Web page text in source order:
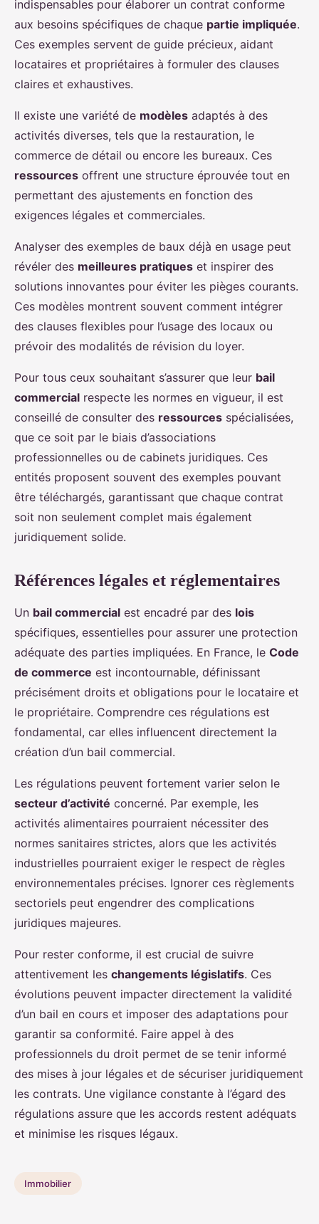
indispensables pour élaborer un contrat conforme
aux besoins spécifiques de chaque partie impliquée.
Ces exemples servent de guide précieux, aidant
locataires et propriétaires à formuler des clauses
claires et exhaustives.
Il existe une variété de modèles adaptés à des
activités diverses, tels que la restauration, le
commerce de détail ou encore les bureaux. Ces
ressources offrent une structure éprouvée tout en
permettant des ajustements en fonction des
exigences légales et commerciales.
Analyser des exemples de baux déjà en usage peut
révéler des meilleures pratiques et inspirer des
solutions innovantes pour éviter les pièges courants.
Ces modèles montrent souvent comment intégrer
des clauses flexibles pour l’usage des locaux ou
prévoir des modalités de révision du loyer.
Pour tous ceux souhaitant s’assurer que leur bail
commercial respecte les normes en vigueur, il est
conseillé de consulter des ressources spécialisées,
que ce soit par le biais d’associations
professionnelles ou de cabinets juridiques. Ces
entités proposent souvent des exemples pouvant
être téléchargés, garantissant que chaque contrat
soit non seulement complet mais également
juridiquement solide.
Références légales et réglementaires
Un bail commercial est encadré par des lois
spécifiques, essentielles pour assurer une protection
adéquate des parties impliquées. En France, le Code
de commerce est incontournable, définissant
précisément droits et obligations pour le locataire et
le propriétaire. Comprendre ces régulations est
fondamental, car elles influencent directement la
création d’un bail commercial.
Les régulations peuvent fortement varier selon le
secteur d’activité concerné. Par exemple, les
activités alimentaires pourraient nécessiter des
normes sanitaires strictes, alors que les activités
industrielles pourraient exiger le respect de règles
environnementales précises. Ignorer ces règlements
sectoriels peut engendrer des complications
juridiques majeures.
Pour rester conforme, il est crucial de suivre
attentivement les changements législatifs. Ces
évolutions peuvent impacter directement la validité
d’un bail en cours et imposer des adaptations pour
garantir sa conformité. Faire appel à des
professionnels du droit permet de se tenir informé
des mises à jour légales et de sécuriser juridiquement
les contrats. Une vigilance constante à l’égard des
régulations assure que les accords restent adéquats
et minimise les risques légaux.
Immobilier